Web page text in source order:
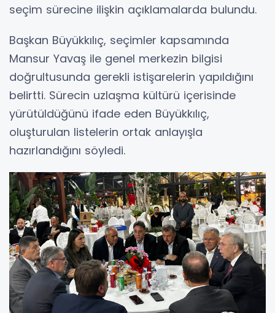
seçim sürecine ilişkin açıklamalarda bulundu.
Başkan Büyükkılıç, seçimler kapsamında
Mansur Yavaş ile genel merkezin bilgisi
doğrultusunda gerekli istişarelerin yapıldığını
belirtti. Sürecin uzlaşma kültürü içerisinde
yürütüldüğünü ifade eden Büyükkılıç,
oluşturulan listelerin ortak anlayışla
hazırlandığını söyledi.